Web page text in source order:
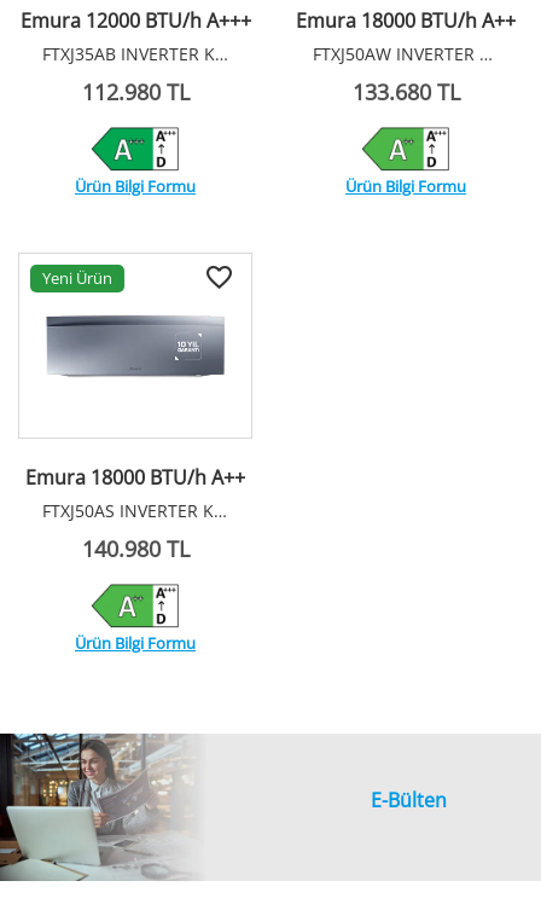
Emura 12000 BTU/h A+++
FTXJ35AB INVERTER KLİMA R32
112.980 TL
Ürün Bilgi Formu
Emura 18000 BTU/h A++
FTXJ50AW INVERTER KLİMA R32
133.680 TL
Ürün Bilgi Formu
Yeni Ürün
Emura 18000 BTU/h A++
FTXJ50AS INVERTER KLİMA R32
140.980 TL
Ürün Bilgi Formu
E-Bülten